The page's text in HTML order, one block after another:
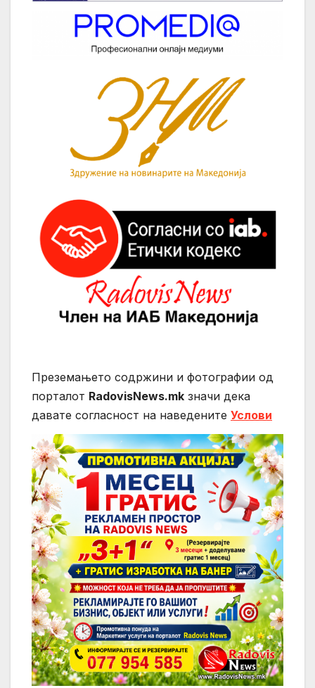
Преземањето содржини и фотографии од
порталот RadovisNews.mk значи дека
давате согласност на нaведените Услови